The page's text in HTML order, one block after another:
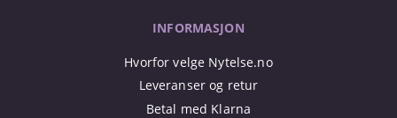
INFORMASJON
Hvorfor velge Nytelse.no
Leveranser og retur
Betal med Klarna